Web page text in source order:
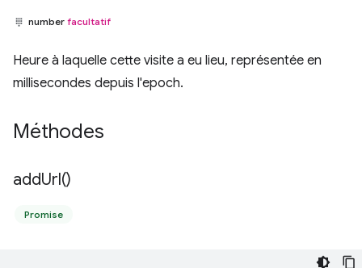
number facultatif
Heure à laquelle cette visite a eu lieu, représentée en
millisecondes depuis l'epoch.
Méthodes
addUrl()
Promise